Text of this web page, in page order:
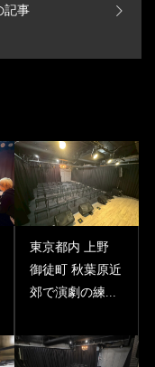
東京都内 上野
御徒町 秋葉原近
郊で演劇の練...